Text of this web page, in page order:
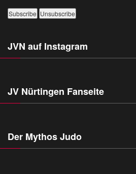
JVN auf Instagram
JV Nürtingen Fanseite
Der Mythos Judo